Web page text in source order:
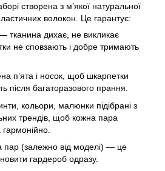
створена з м’якої натуральної
волокон. Це гарантує:
тканина дихає, не викликає
не сповзають і добре тримають
п’ята і носок, щоб шкарпетки
після багаторазового прання.
кольори, малюнки підібрані з
трендів, щоб кожна пара
пар (залежно від моделі) — це
гардероб одразу.